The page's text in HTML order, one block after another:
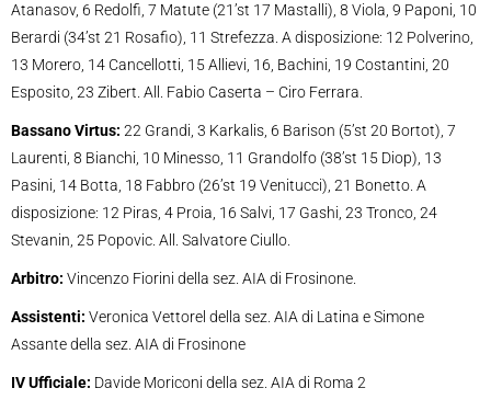
Atanasov, 6 Redolfi, 7 Matute (21’st 17 Mastalli), 8 Viola, 9 Paponi, 10
Berardi (34’st 21 Rosafio), 11 Strefezza. A disposizione: 12 Polverino,
13 Morero, 14 Cancellotti, 15 Allievi, 16, Bachini, 19 Costantini, 20
Esposito, 23 Zibert. All. Fabio Caserta – Ciro Ferrara.
Bassano Virtus: 22 Grandi, 3 Karkalis, 6 Barison (5’st 20 Bortot), 7
Laurenti, 8 Bianchi, 10 Minesso, 11 Grandolfo (38’st 15 Diop), 13
Pasini, 14 Botta, 18 Fabbro (26’st 19 Venitucci), 21 Bonetto. A
disposizione: 12 Piras, 4 Proia, 16 Salvi, 17 Gashi, 23 Tronco, 24
Stevanin, 25 Popovic. All. Salvatore Ciullo.
Arbitro: Vincenzo Fiorini della sez. AIA di Frosinone.
Assistenti: Veronica Vettorel della sez. AIA di Latina e Simone
Assante della sez. AIA di Frosinone
IV Ufficiale: Davide Moriconi della sez. AIA di Roma 2